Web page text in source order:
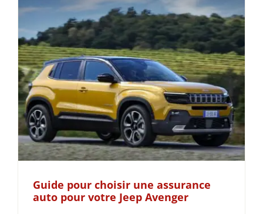
Guide pour choisir une assurance
auto pour votre Jeep Avenger